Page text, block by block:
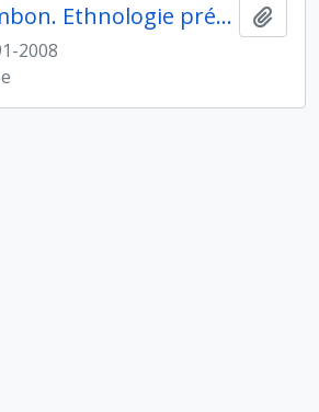
Philippe Chambon. Ethnologie préhistorique
2008